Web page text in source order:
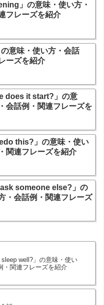
」の意味・使い方・
フレーズを紹介
の意味・使い方・会話
ーズを紹介
does it start?」の意
会話例・関連フレーズを
this?」の意味・使い
関連フレーズを紹介
ask someone else?」の
・会話例・関連フレーズ
sleep well?」の意味・使い
・関連フレーズを紹介